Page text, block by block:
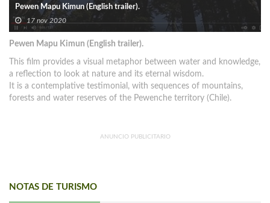
Pewen Mapu Kimun (English trailer).
17 nov 2020
Pewen Mapu Kimun (English trailer).
This film provides a visual metaphor between water and knowledge,
a reflection to look at nature and its eternal wisdom.
It is a contemplative testimonial, with sequences of mountains,
forests and water reserves of the Pewenche territory (Chile).
ANUNCIO PUBLICITARIO
NOTAS DE TURISMO